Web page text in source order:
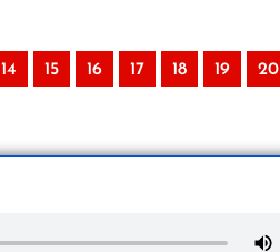
14 15 16 17 18 19 20